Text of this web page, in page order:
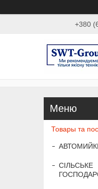
+380
Товары та
СІЛЬСЬКЕ